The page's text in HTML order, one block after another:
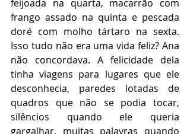
feijoada na quarta, macarrão com
frango assado na quinta e pescada
doré com molho tártaro na sexta.
Isso tudo não era uma vida feliz? Ana
não concordava. A felicidade dela
tinha viagens para lugares que ele
desconhecia, paredes lotadas de
quadros que não se podia tocar,
silêncios quando ele queria
gargalhar, muitas palavras quando